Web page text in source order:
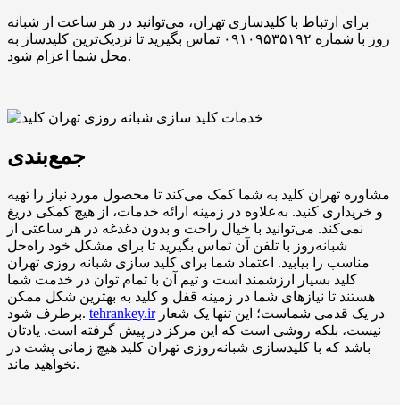
برای ارتباط با کلیدسازی تهران، می‌توانید در هر ساعت از شبانه
روز با شماره ۰۹۱۰۹۵۳۵۱۹۲ تماس بگیرید تا نزدیک‌ترین کلیدساز به
محل شما اعزام شود.
جمع‌بندی
مشاوره تهران کلید به شما کمک می‌کند تا محصول مورد نیاز را تهیه
و خریداری کنید. به‌علاوه در زمینه ارائه خدمات، از هیچ کمکی دریغ
نمی‌کند. می‌توانید با خیال راحت و بدون دغدغه در هر ساعتی از
شبانه‌روز با تلفن آن تماس بگیرید تا برای مشکل خود راه‌حل
مناسب را بیابید. اعتماد شما برای کلید سازی شبانه روزی تهران
کلید بسیار ارزشمند است و تیم آن با تمام توان در خدمت شما
هستند تا نیازهای شما در زمینه قفل و کلید به بهترین شکل ممکن
برطرف شود. tehrankey.irدر یک قدمی شماست؛ این تنها یک شعار
نیست، بلکه روشی است که این مرکز در پیش گرفته است. یادتان
باشد که با کلیدسازی شبانه‌روزی تهران کلید هیچ زمانی پشت در
نخواهید ماند.